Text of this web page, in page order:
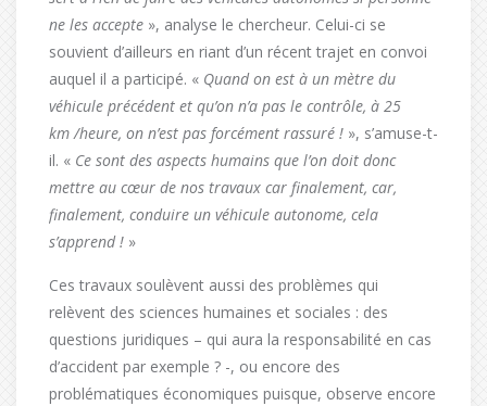
ne les accepte », analyse le chercheur. Celui-ci se
souvient d’ailleurs en riant d’un récent trajet en convoi
auquel il a participé. « Quand on est à un mètre du
véhicule précédent et qu’on n’a pas le contrôle, à 25
km /heure, on n’est pas forcément rassuré ! », s’amuse-t-
il. « Ce sont des aspects humains que l’on doit donc
mettre au cœur de nos travaux car finalement, car,
finalement, conduire un véhicule autonome, cela
s’apprend ! »
Ces travaux soulèvent aussi des problèmes qui
relèvent des sciences humaines et sociales : des
questions juridiques – qui aura la responsabilité en cas
d’accident par exemple ? -, ou encore des
problématiques économiques puisque, observe encore